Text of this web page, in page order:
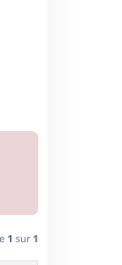
1 sur 1